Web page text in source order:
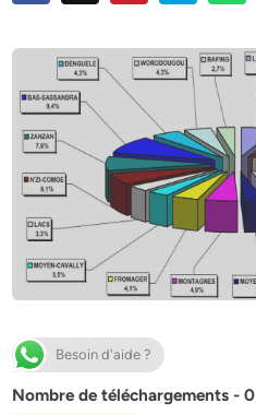
Besoin d'aide ?
Nombre de téléchargements - 0